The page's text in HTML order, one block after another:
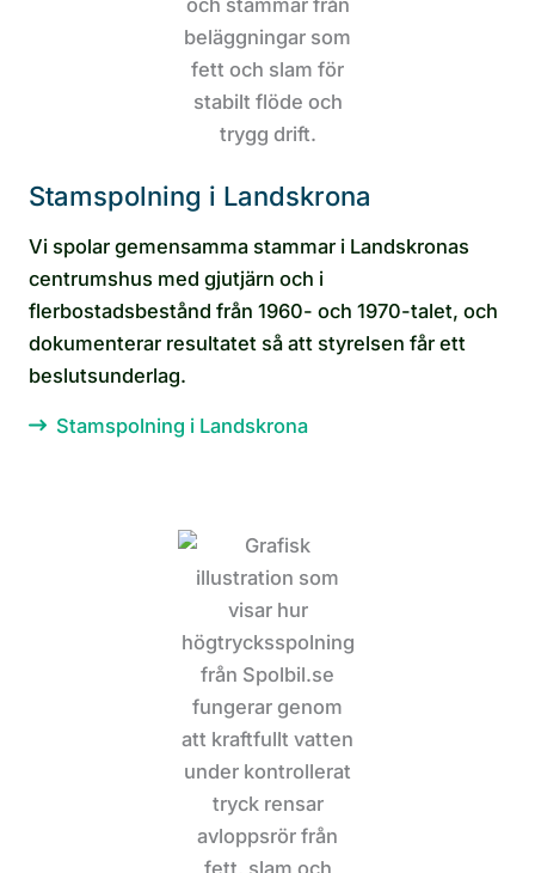
Stamspolning i Landskrona
Vi spolar gemensamma stammar i Landskronas
centrumshus med gjutjärn och i
flerbostadsbestånd från 1960- och 1970-talet, och
dokumenterar resultatet så att styrelsen får ett
beslutsunderlag.
Stamspolning i Landskrona